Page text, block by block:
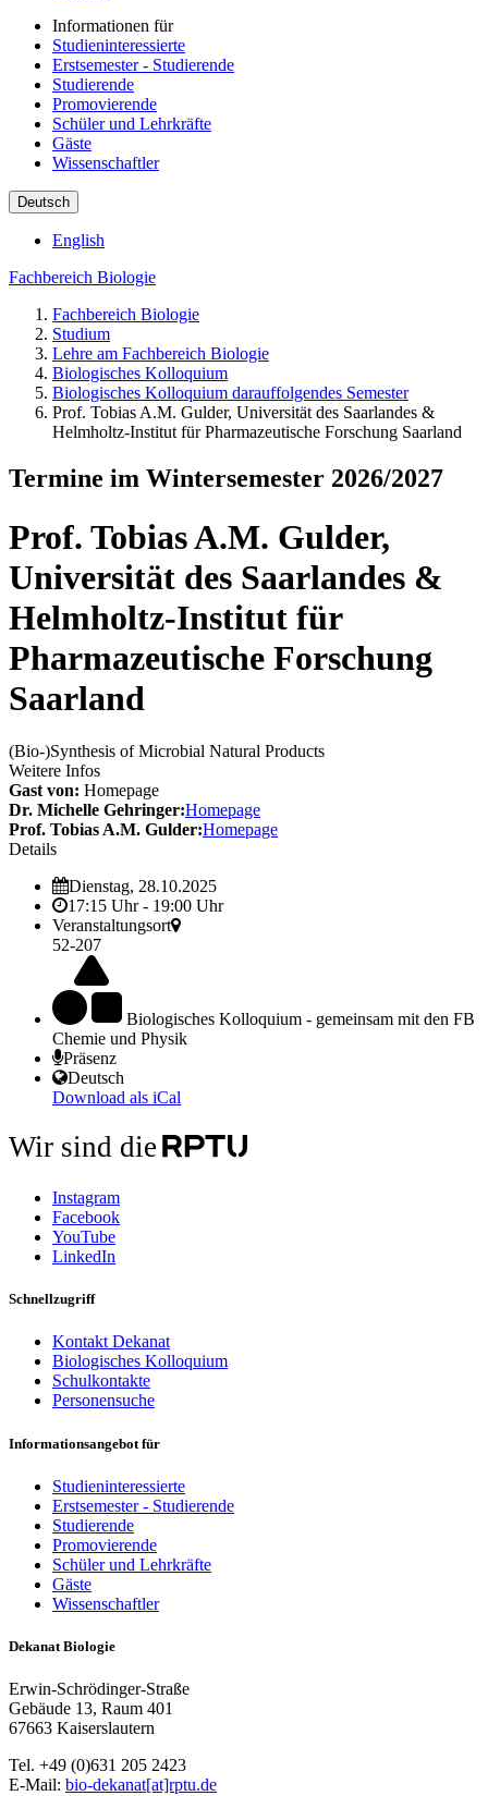
Informationen für
Studieninteressierte
Erstsemester - Studierende
Studierende
Promovierende
Schüler und Lehrkräfte
Gäste
Wissenschaftler
Deutsch
English
Fachbereich Biologie
Fachbereich Biologie
Studium
Lehre am Fachbereich Biologie
Biologisches Kolloquium
Biologisches Kolloquium darauffolgendes Semester
Prof. Tobias A.M. Gulder, Universität des Saarlandes &
Helmholtz-Institut für Pharmazeutische Forschung Saarland
Termine im Wintersemester 2026/2027
Prof. Tobias A.M. Gulder,
Universität des Saarlandes &
Helmholtz-Institut für
Pharmazeutische Forschung
Saarland
(Bio-)Synthesis of Microbial Natural Products
Weitere Infos
Gast von: Homepage
Dr. Michelle Gehringer:Homepage
Prof. Tobias A.M. Gulder:Homepage
Details
Dienstag, 28.10.2025
17:15 Uhr - 19:00 Uhr
Veranstaltungsort
52-207
Biologisches Kolloquium - gemeinsam mit den FB
Chemie und Physik
Präsenz
Deutsch
Download als iCal
Wir sind die
Instagram
Facebook
YouTube
LinkedIn
Schnellzugriff
Kontakt Dekanat
Biologisches Kolloquium
Schulkontakte
Personensuche
Informationsangebot für
Studieninteressierte
Erstsemester - Studierende
Studierende
Promovierende
Schüler und Lehrkräfte
Gäste
Wissenschaftler
Dekanat Biologie
Erwin-Schrödinger-Straße
Gebäude 13, Raum 401
67663 Kaiserslautern
Tel. +49 (0)631 205 2423
E-Mail: bio-dekanat[at]rptu.de